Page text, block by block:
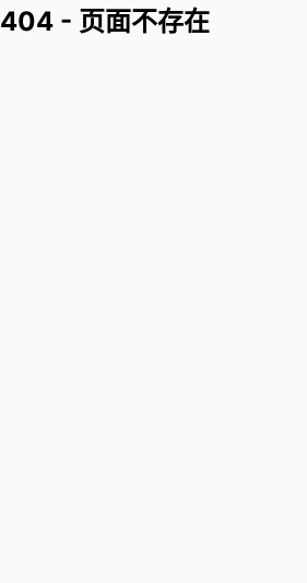
404 - 页面不存在